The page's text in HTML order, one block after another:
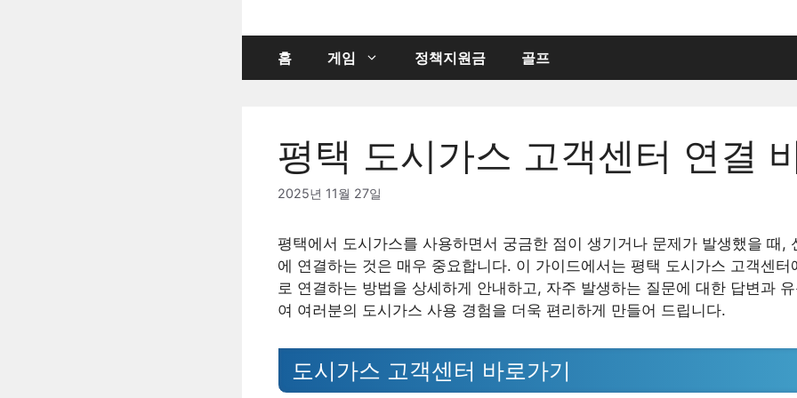
홈 게임 정책지원금 골프
평택 도시가스 고객센터 연결
2025년 11월 27일
평택에서 도시가스를 사용하면서 궁금한 점이 생기거나 문제가 발생했을 때,
에 연결하는 것은 매우 중요합니다. 이 가이드에서는 평택 도시가스 고객센터
로 연결하는 방법을 상세하게 안내하고, 자주 발생하는 질문에 대한 답변과
여 여러분의 도시가스 사용 경험을 더욱 편리하게 만들어 드립니다.
도시가스 고객센터 바로가기